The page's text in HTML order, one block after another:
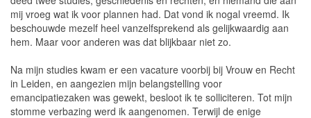
mij vroeg wat ik voor plannen had. Dat vond ik nogal vreemd. Ik
beschouwde mezelf heel vanzelfsprekend als gelijkwaardig aan
hem. Maar voor anderen was dat blijkbaar niet zo.
Na mijn studies kwam er een vacature voorbij bij Vrouw en Recht
in Leiden, en aangezien mijn belangstelling voor
emancipatiezaken was gewekt, besloot ik te solliciteren. Tot mijn
stomme verbazing werd ik aangenomen. Terwijl de enige